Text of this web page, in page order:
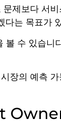
제보다 서
다는 목표가
볼 수 있습니
장의 예측